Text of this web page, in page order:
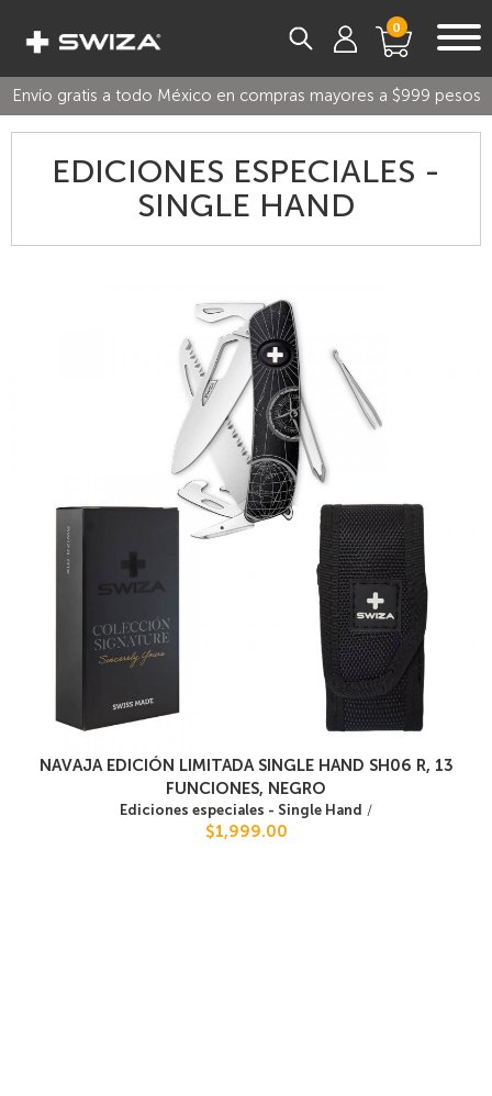
0
Envío gratis a todo México en compras mayores a $999 pesos
EDICIONES ESPECIALES -
SINGLE HAND
NAVAJA EDICIÓN LIMITADA SINGLE HAND SH06 R, 13
FUNCIONES, NEGRO
Ediciones especiales - Single Hand /
$1,999.00